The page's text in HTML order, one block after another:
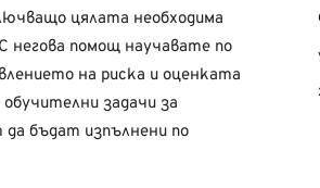
цялата необходима
негова помощ научавате по
на риска и оценката
задачи за
да бъдат изпълнени по